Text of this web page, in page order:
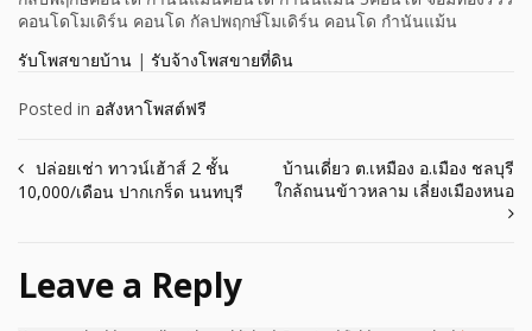
คอนโดโมเดิร์น คอนโด กัลปพฤกษ์โมเดิร์น คอนโด กำนันแม้น
รับโพสขายบ้าน | รับจ้างโพสขายที่ดิน
Posted in อสังหาโพสต์ฟรี
Post
ปล่อยเช่า ทาวน์เฮ้าส์ 2 ชั้น
10,000/เดือน ปากเกร็ด นนทบุรี
บ้านเดี่ยว ต.เหมือง อ.เมือง ชลบุรี
ใกล้ถนนข้าวหลาม เลี่ยงเมืองหนอ
Leave a Reply